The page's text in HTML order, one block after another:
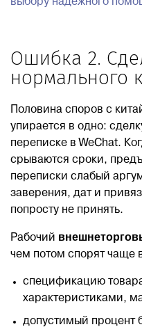
выбору надежного
Ошибка 2.
нормального
Половина споров с
упирается в одно:
переписке в WeChat.
срываются сроки,
переписки слабый
заверения, дат и
попросту не принять.
Рабочий
чем потом спорят чаще
спецификацию
характеристиками,
допустимый процент